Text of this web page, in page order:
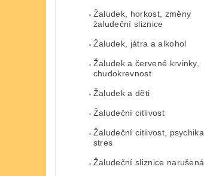
Žaludek, horkost, změny
žaludeční sliznice
Žaludek, játra a alkohol
Žaludek a červené krvinky,
chudokrevnost
Žaludek a děti
Žaludeční citlivost
Žaludeční citlivost, psychika,
stres
Žaludeční sliznice narušená